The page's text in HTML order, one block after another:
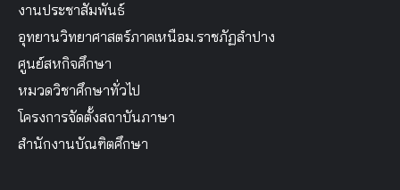
งานประชาสัมพันธ์
อุทยานวิทยาศาสตร์ภาคเหนือม.ราชภัฏลำปาง
ศูนย์สหกิจศึกษา
หมวดวิชาศึกษาทั่วไป
โครงการจัดตั้งสถาบันภาษา
สำนักงานบัณฑิตศึกษา